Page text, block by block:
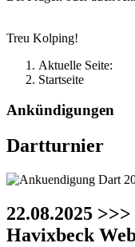
Treu Kolping!
Aktuelle Seite:
Startseite
Ankündigungen
Dartturnier
22.08.2025
Havixbeck